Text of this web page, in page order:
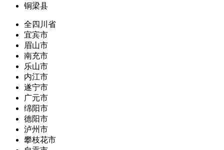
铜梁县
全四川省
宜宾市
眉山市
南充市
乐山市
内江市
遂宁市
广元市
绵阳市
德阳市
泸州市
攀枝花市